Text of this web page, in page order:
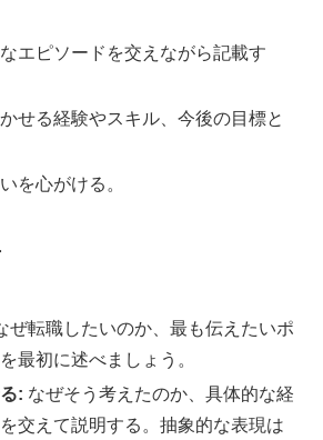
エピソードを交えながら記載す
せる経験やスキル、今後の目標と
を心がける。
ぜ転職したいのか、最も伝えたいポ
最初に述べましょう。
: なぜそう考えたのか、具体的な経
交えて説明する。抽象的な表現は